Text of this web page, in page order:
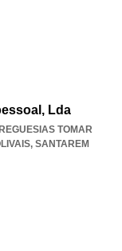
Lda
TOMAR
, SANTAREM